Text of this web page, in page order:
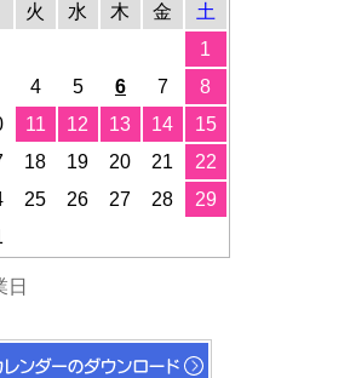
火 水 木 金
土
1
4 5 6 7
8
11 12 13 14
15
18 19 20 21
22
25 26 27 28
29
日